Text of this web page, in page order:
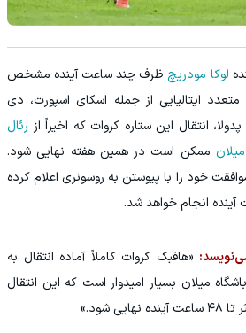
لوکا مودریچ ظرف چند ساعت آینده مشخص
ایتالیایی از جمله اسکای اسپورت، دی
انتقال این ستاره کروات که اخیراً از رئال
میلان ممکن است در همین هفته نهایی شود.
خود را با پیوستن به روسونری اعلام کرده
«هافبک کروات کاملاً آماده‌ انتقال به
میلان بسیار امیدوار است که این انتقال